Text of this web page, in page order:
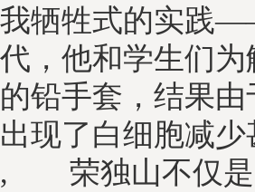
牺牲式的实践
，他和学生们
铅手套，结果
现了白细胞减
, 荣独山不仅是